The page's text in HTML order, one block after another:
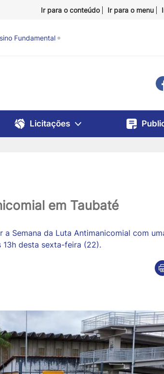
Ir para o conteúdo Ir para o menu
Licitações
em Taubaté
Semana da Luta Antimanicomial com
desta sexta-feira (22).